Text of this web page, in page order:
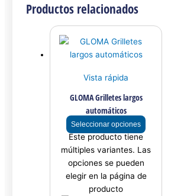
Productos relacionados
Vista rápida
GLOMA Grilletes largos
automáticos
Seleccionar opciones
Este producto tiene
múltiples variantes. Las
opciones se pueden
elegir en la página de
producto